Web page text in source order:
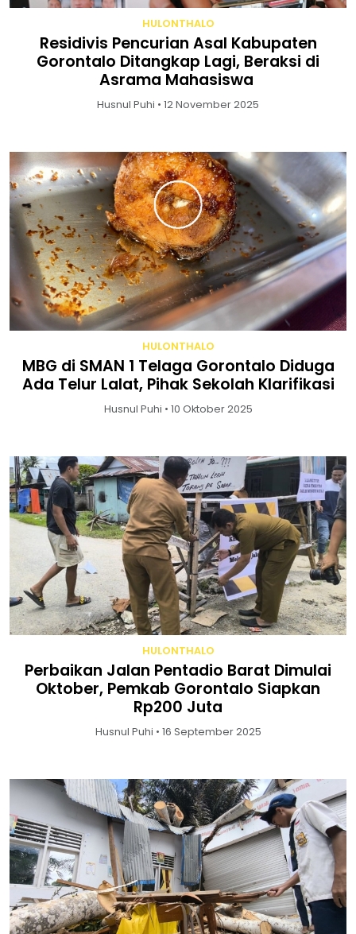
HULONTHALO
Residivis Pencurian Asal Kabupaten
Gorontalo Ditangkap Lagi, Beraksi di
Asrama Mahasiswa
Husnul Puhi • 12 November 2025
HULONTHALO
MBG di SMAN 1 Telaga Gorontalo Diduga
Ada Telur Lalat, Pihak Sekolah Klarifikasi
Husnul Puhi • 10 Oktober 2025
HULONTHALO
Perbaikan Jalan Pentadio Barat Dimulai
Oktober, Pemkab Gorontalo Siapkan
Rp200 Juta
Husnul Puhi • 16 September 2025